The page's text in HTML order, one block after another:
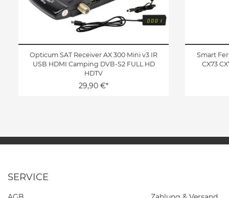
Opticum SAT Receiver AX 300 Mini v3 IR
USB HDMI Camping DVB-S2 FULL HD
HDTV
29,90 €*
Smart
CX73
SERVICE